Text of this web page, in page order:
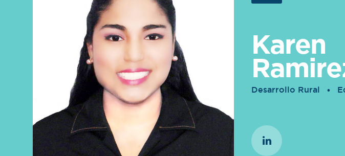
FONTAGRO
FONTAGRO es un mecanismo de
cooperación único que fomenta la
inversión en innovación en el sector
Karen
Desarrollo Rural